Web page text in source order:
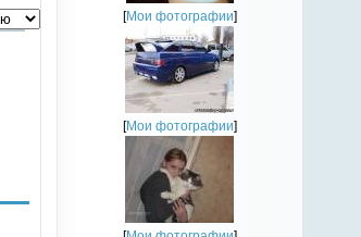
[Мои фотографии]
[Мои фотографии]